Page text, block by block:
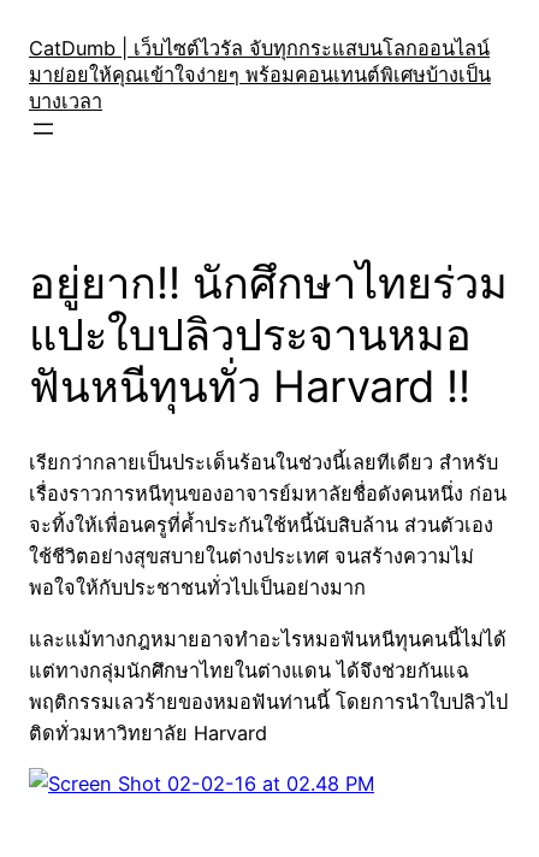
content
CatDumb | เว็บไซต์ไวรัล จับทุกกระแสบนโลกออนไลน์
มาย่อยให้คุณเข้าใจง่ายๆ พร้อมคอนเทนต์พิเศษบ้างเป็น
บางเวลา
อยู่ยาก!! นักศึกษาไทยร่วม
แปะใบปลิวประจานหมอ
ฟันหนีทุนทั่ว Harvard !!
เรียกว่ากลายเป็นประเด็นร้อนในช่วงนี้เลยทีเดียว สำหรับ
เรื่องราวการหนีทุนของอาจารย์มหาลัยชื่อดังคนหนึ่ง ก่อน
จะทิ้งให้เพื่อนครูที่ค้ำประกันใช้หนี้นับสิบล้าน ส่วนตัวเอง
ใช้ชีวิตอย่างสุขสบายในต่างประเทศ จนสร้างความไม่
พอใจให้กับประชาชนทั่วไปเป็นอย่างมาก
และแม้ทางกฎหมายอาจทำอะไรหมอฟันหนีทุนคนนี้ไม่ได้
แต่ทางกลุ่มนักศึกษาไทยในต่างแดน ได้จึงช่วยกันแฉ
พฤติกรรมเลวร้ายของหมอฟันท่านนี้ โดยการนำใบปลิวไป
ติดทั่วมหาวิทยาลัย Harvard